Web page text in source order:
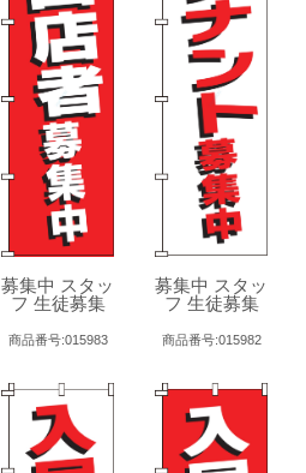
募集中 スタッ
フ 生徒募集
商品番号:015983
募集中 スタッ
フ 生徒募集
商品番号:015982